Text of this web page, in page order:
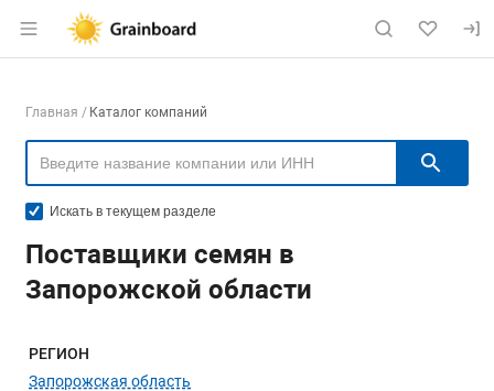
Раздел навигации по сайту
Навигация по компаниям
Главная Каталог компаний
Искать в текущем разделе
Поставщики семян в
Запорожской области
Меню навигации
РЕГИОН
Запорожская область